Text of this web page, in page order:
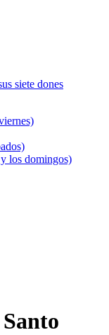
siete dones
los domingos)